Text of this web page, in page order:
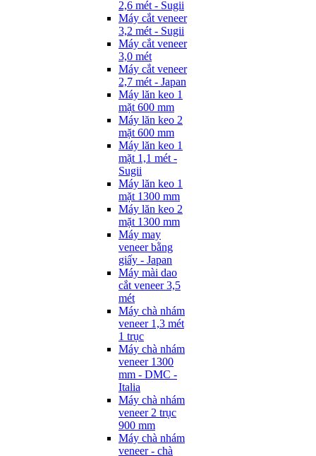
2,6 mét - Sugii
Máy cắt veneer
3,2 mét - Sugii
Máy cắt veneer
3,0 mét
Máy cắt veneer
2,7 mét - Japan
Máy lăn keo 1
mặt 600 mm
Máy lăn keo 2
mặt 600 mm
Máy lăn keo 1
mặt 1,1 mét -
Sugii
Máy lăn keo 1
mặt 1300 mm
Máy lăn keo 2
mặt 1300 mm
Máy may
veneer bằng
giấy - Japan
Máy mài dao
cắt veneer 3,5
mét
Máy chà nhám
veneer 1,3 mét
1 trục
Máy chà nhám
veneer 1300
mm - DMC -
Italia
Máy chà nhám
veneer 2 trục
900 mm
Máy chà nhám
veneer - chà